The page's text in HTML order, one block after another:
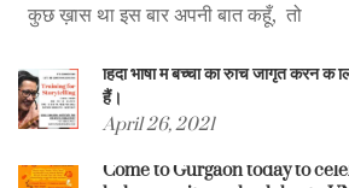
कुछ ख़ास था इस बार अपनी बात कहूँ, तो
हिंदी भाषा में बच्चों की रुचि जागृत करने के
हैं।
April 26, 2021
Come to Gurgaon today to